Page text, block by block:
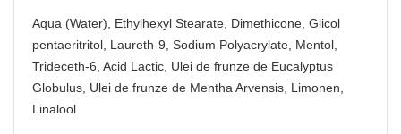
Aqua (Water), Ethylhexyl Stearate, Dimethicone, Glicol
pentaeritritol, Laureth-9, Sodium Polyacrylate, Mentol,
Trideceth-6, Acid Lactic, Ulei de frunze de Eucalyptus
Globulus, Ulei de frunze de Mentha Arvensis, Limonen,
Linalool